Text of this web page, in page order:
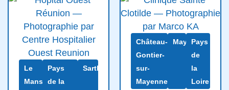
Le
Mans
Pays
de la
Sarthe
Château-
Gontier-
sur-
Mayenne
Mayenne
Pays
de
la
Loire